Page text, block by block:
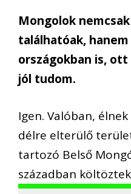
Mongolok
találhatóak,
országokban is,
jól tudom.
Igen. Valóban,
délre elterülő
tartozó Belső
században